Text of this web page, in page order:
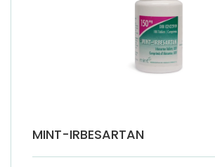
MINT-IRBESARTAN